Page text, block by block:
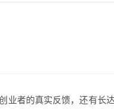
业者的真实反馈，还有长